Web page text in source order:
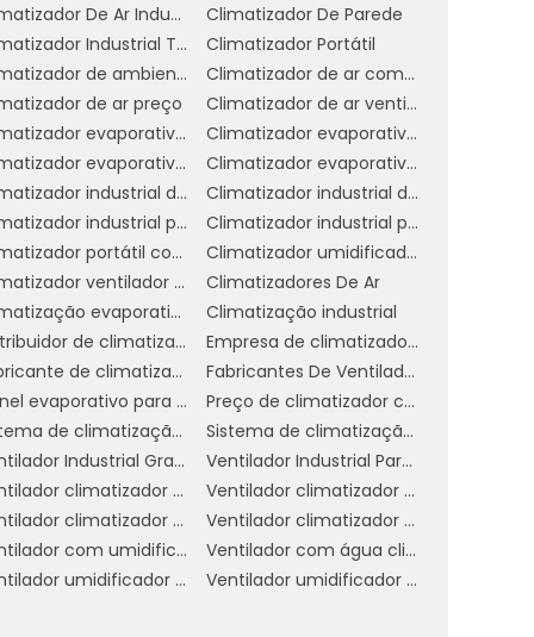
Climatizador De Ar Industrial Evaporativo
Climatizador De Parede
Climatizador Industrial Teto
Climatizador Portátil
Climatizador de ambientes comerciais
Climatizador de ar comercial
de ar preço
Climatizador de ar ventilador
Climatizador evaporativo de ar
Climatizador evaporativo de parede
Climatizador evaporativo para academia
Climatizador evaporativo portátil
Climatizador industrial de parede
Climatizador industrial de parede preço
Climatizador industrial portátil
Climatizador industrial preço
Climatizador portátil com água
Climatizador umidificador industrial
Climatizador ventilador umidificador de parede a água
Climatizadores De Ar
Climatização evaporativa industrial
Climatização industrial
Distribuidor de climatizador evaporativo
Empresa de climatizador evaporativo
Fabricante de climatizador industrial
Fabricantes De Ventiladores Industriais
Painel evaporativo para climatizador
Preço de climatizador com névoa
Sistema de climatização evaporativa
Sistema de climatização industrial
Ventilador Industrial Grande
Ventilador Industrial Para Galpão
Ventilador climatizador de coluna
Ventilador climatizador de parede
Ventilador climatizador umidificador parede industrial
Ventilador climatizador água
Ventilador com umidificador industrial
Ventilador com água climatizador
Ventilador umidificador climatizador de ar com água
Ventilador umidificador de ar industrial